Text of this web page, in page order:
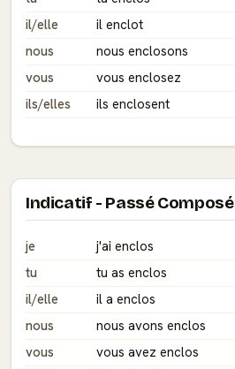
il/elle
il enclot
nous
nous enclosons
vous
vous enclosez
ils/elles
ils enclosent
Indicatif - Passé Composé
je
j'ai enclos
tu
tu as enclos
il/elle
il a enclos
nous
nous avons enclos
vous
vous avez enclos